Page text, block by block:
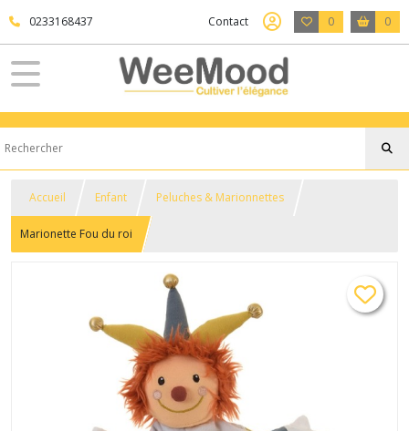
0233168437 Contact 0 0
Accueil Enfant Peluches & Marionnettes
Marionette Fou du roi